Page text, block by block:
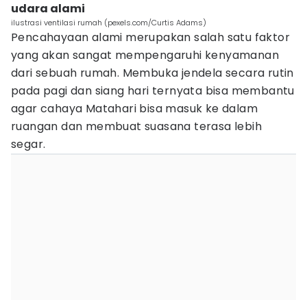
udara alami
ilustrasi ventilasi rumah (pexels.com/Curtis Adams)
Pencahayaan alami merupakan salah satu faktor
yang akan sangat mempengaruhi kenyamanan
dari sebuah rumah. Membuka jendela secara rutin
pada pagi dan siang hari ternyata bisa membantu
agar cahaya Matahari bisa masuk ke dalam
ruangan dan membuat suasana terasa lebih
segar.